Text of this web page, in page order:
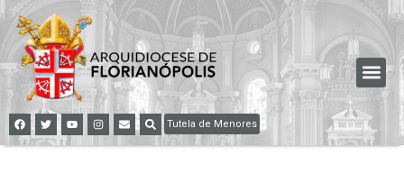
Tutela de Menores